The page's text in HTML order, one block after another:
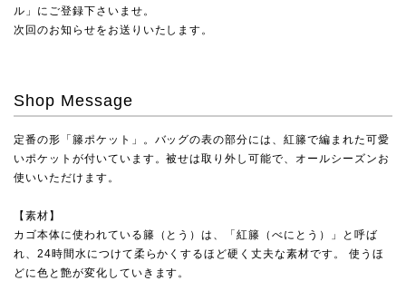
ル」にご登録下さいませ。
次回のお知らせをお送りいたします。
Shop Message
定番の形「籐ポケット」。バッグの表の部分には、紅籐で編まれた可愛
いポケットが付いています。被せは取り外し可能で、オールシーズンお
使いいただけます。
【素材】
カゴ本体に使われている籐（とう）は、「紅籐（べにとう）」と呼ば
れ、24時間水につけて柔らかくするほど硬く丈夫な素材です。 使うほ
どに色と艶が変化していきます。